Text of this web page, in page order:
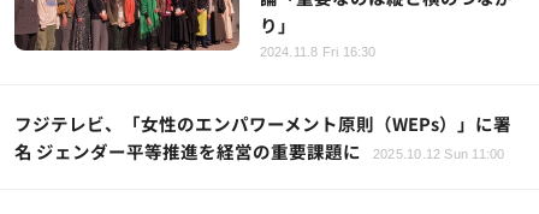
り」
2024.11.8 Fri 16:30
フジテレビ、「女性のエンパワーメント原則（WEPs）」に署
名 ジェンダー平等推進を経営の重要課題に
2025.10.12 Sun 11:00